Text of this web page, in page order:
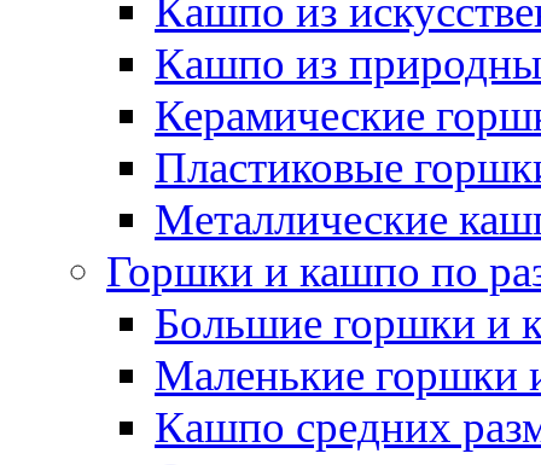
Кашпо из
Кашпо из
Керамические
Пластиковые
Металлические
Горшки и кашпо по
Большие горшки и
Маленькие горшки
Кашпо средних